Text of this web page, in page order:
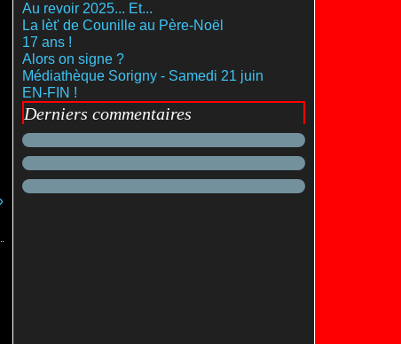
Au revoir 2025... Et...
La lèt' de Counille au Père-Noël
17 ans !
Alors on signe ?
Médiathèque Sorigny - Samedi 21 juin
EN-FIN !
Derniers commentaires